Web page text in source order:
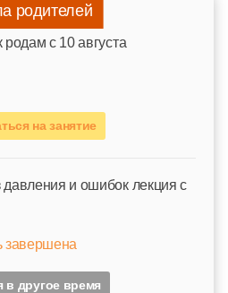
родителей
родам c 10 августа
на занятие
давления и ошибок лекция с
завершена
в другое время